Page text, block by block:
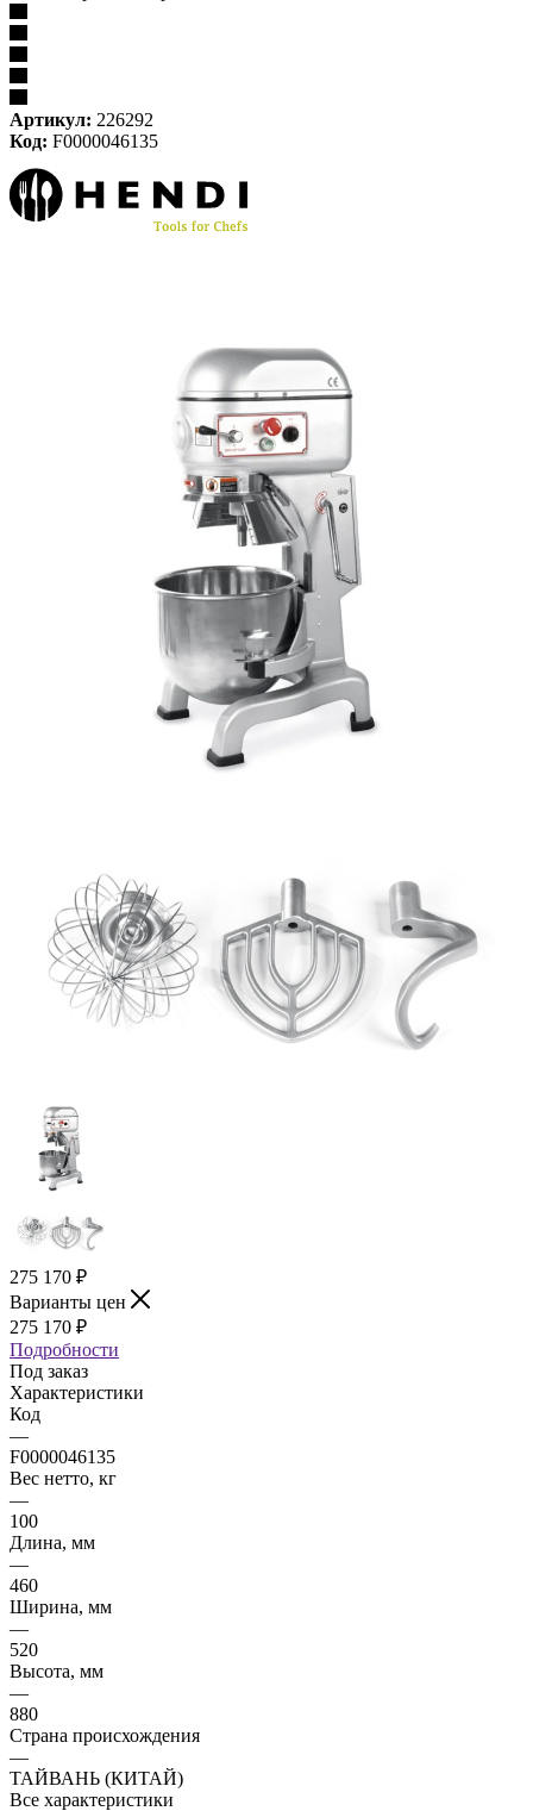
Артикул: 226292
Код: F0000046135
275 170 ₽
Варианты цен
275 170 ₽
Подробности
Под заказ
Характеристики
Код
—
F0000046135
Вес нетто, кг
—
100
Длина, мм
—
460
Ширина, мм
—
520
Высота, мм
—
880
Страна происхождения
—
ТАЙВАНЬ (КИТАЙ)
Все характеристики